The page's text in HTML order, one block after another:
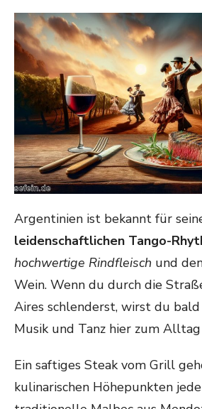
Argentinien ist bekannt für
leidenschaftlichen Tango-
hochwertige Rindfleisch und
Wein. Wenn du durch die
Aires schlenderst, wirst du
Musik und Tanz hier zum
Ein saftiges Steak vom Grill
kulinarischen Höhepunkten